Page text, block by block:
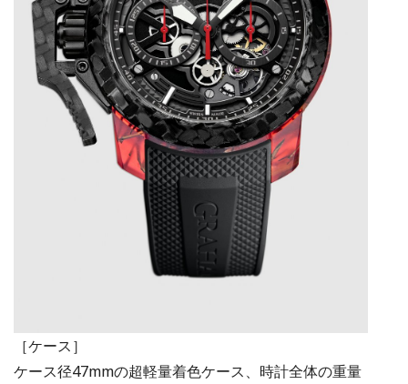
［ケース］
ケース径47mmの超軽量着色ケース、時計全体の重量